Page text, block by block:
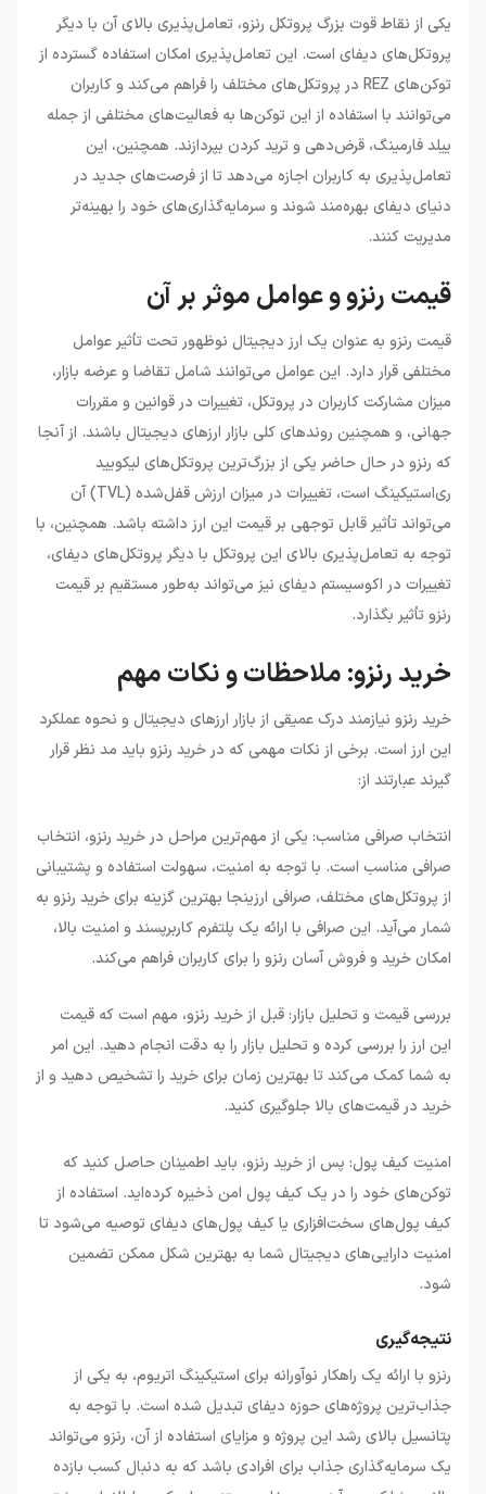
یکی از نقاط قوت بزرگ پروتکل رنزو، تعامل‌پذیری بالای آن با دیگر
پروتکل‌های دیفای است. این تعامل‌پذیری امکان استفاده گسترده از
توکن‌های REZ در پروتکل‌های مختلف را فراهم می‌کند و کاربران
می‌توانند با استفاده از این توکن‌ها به فعالیت‌های مختلفی از جمله
ییلد فارمینگ، قرض‌دهی و ترید کردن بپردازند. همچنین، این
تعامل‌پذیری به کاربران اجازه می‌دهد تا از فرصت‌های جدید در
دنیای دیفای بهره‌مند شوند و سرمایه‌گذاری‌های خود را بهینه‌تر
مدیریت کنند.
قیمت رنزو و عوامل موثر بر آن
قیمت رنزو به عنوان یک ارز دیجیتال نوظهور تحت تأثیر عوامل
مختلفی قرار دارد. این عوامل می‌توانند شامل تقاضا و عرضه بازار،
میزان مشارکت کاربران در پروتکل، تغییرات در قوانین و مقررات
جهانی، و همچنین روندهای کلی بازار ارزهای دیجیتال باشند. از آنجا
که رنزو در حال حاضر یکی از بزرگ‌ترین پروتکل‌های لیکویید
ری‌استیکینگ است، تغییرات در میزان ارزش قفل‌شده (TVL) آن
می‌تواند تأثیر قابل توجهی بر قیمت این ارز داشته باشد. همچنین، با
توجه به تعامل‌پذیری بالای این پروتکل با دیگر پروتکل‌های دیفای،
تغییرات در اکوسیستم دیفای نیز می‌تواند به‌طور مستقیم بر قیمت
رنزو تأثیر بگذارد.
خرید رنزو: ملاحظات و نکات مهم
خرید رنزو نیازمند درک عمیقی از بازار ارزهای دیجیتال و نحوه عملکرد
این ارز است. برخی از نکات مهمی که در خرید رنزو باید مد نظر قرار
گیرند عبارتند از:
انتخاب صرافی مناسب: یکی از مهم‌ترین مراحل در خرید رنزو، انتخاب
صرافی مناسب است. با توجه به امنیت، سهولت استفاده و پشتیبانی
از پروتکل‌های مختلف، صرافی ارزینجا بهترین گزینه برای خرید رنزو به
شمار می‌آید. این صرافی با ارائه یک پلتفرم کاربرپسند و امنیت بالا،
امکان خرید و فروش آسان رنزو را برای کاربران فراهم می‌کند.
بررسی قیمت و تحلیل بازار: قبل از خرید رنزو، مهم است که قیمت
این ارز را بررسی کرده و تحلیل بازار را به دقت انجام دهید. این امر
به شما کمک می‌کند تا بهترین زمان برای خرید را تشخیص دهید و از
خرید در قیمت‌های بالا جلوگیری کنید.
امنیت کیف پول: پس از خرید رنزو، باید اطمینان حاصل کنید که
توکن‌های خود را در یک کیف پول امن ذخیره کرده‌اید. استفاده از
کیف پول‌های سخت‌افزاری یا کیف پول‌های دیفای توصیه می‌شود تا
امنیت دارایی‌های دیجیتال شما به بهترین شکل ممکن تضمین
شود.
نتیجه‌گیری
رنزو با ارائه یک راهکار نوآورانه برای استیکینگ اتریوم، به یکی از
جذاب‌ترین پروژه‌های حوزه دیفای تبدیل شده است. با توجه به
پتانسیل بالای رشد این پروژه و مزایای استفاده از آن، رنزو می‌تواند
یک سرمایه‌گذاری جذاب برای افرادی باشد که به دنبال کسب بازده